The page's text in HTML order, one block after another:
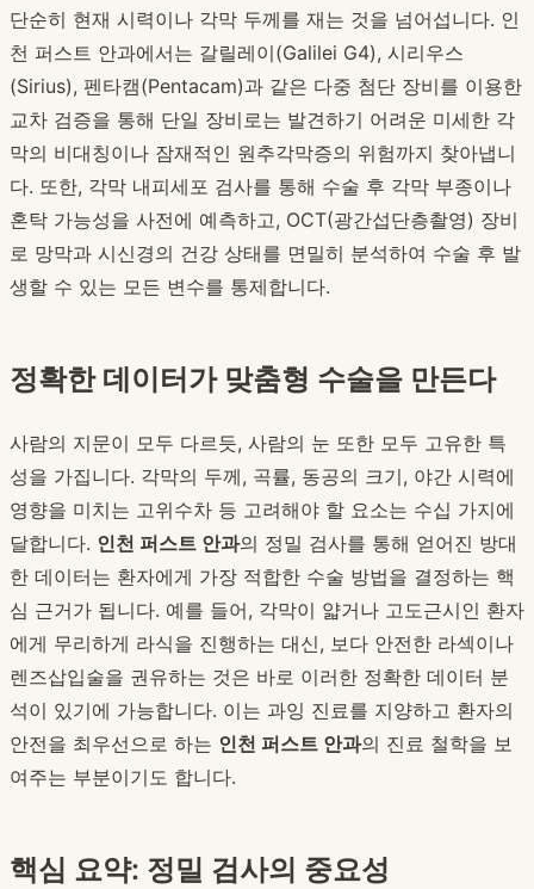
단순히 현재 시력이나 각막 두께를 재는 것을 넘어섭니다. 인
천 퍼스트 안과에서는 갈릴레이(Galilei G4), 시리우스
(Sirius), 펜타캠(Pentacam)과 같은 다중 첨단 장비를 이용한
교차 검증을 통해 단일 장비로는 발견하기 어려운 미세한 각
막의 비대칭이나 잠재적인 원추각막증의 위험까지 찾아냅니
다. 또한, 각막 내피세포 검사를 통해 수술 후 각막 부종이나
혼탁 가능성을 사전에 예측하고, OCT(광간섭단층촬영) 장비
로 망막과 시신경의 건강 상태를 면밀히 분석하여 수술 후 발
생할 수 있는 모든 변수를 통제합니다.
정확한 데이터가 맞춤형 수술을 만든다
사람의 지문이 모두 다르듯, 사람의 눈 또한 모두 고유한 특
성을 가집니다. 각막의 두께, 곡률, 동공의 크기, 야간 시력에
영향을 미치는 고위수차 등 고려해야 할 요소는 수십 가지에
달합니다. 인천 퍼스트 안과의 정밀 검사를 통해 얻어진 방대
한 데이터는 환자에게 가장 적합한 수술 방법을 결정하는 핵
심 근거가 됩니다. 예를 들어, 각막이 얇거나 고도근시인 환자
에게 무리하게 라식을 진행하는 대신, 보다 안전한 라섹이나
렌즈삽입술을 권유하는 것은 바로 이러한 정확한 데이터 분
석이 있기에 가능합니다. 이는 과잉 진료를 지양하고 환자의
안전을 최우선으로 하는 인천 퍼스트 안과의 진료 철학을 보
여주는 부분이기도 합니다.
핵심 요약: 정밀 검사의 중요성